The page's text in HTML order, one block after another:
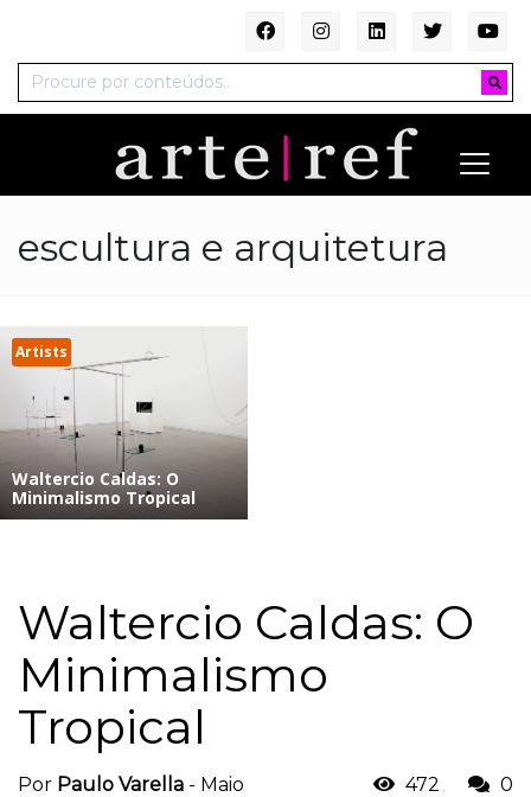
escultura e arquitetura
Artists
Waltercio Caldas: O
Minimalismo Tropical
Waltercio Caldas: O
Minimalismo
Tropical
Por Paulo Varella - Maio
472 0